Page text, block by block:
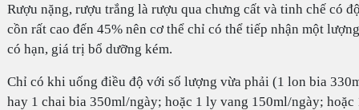
Rượu nặng, rượu trắng là rượu qua chưng cất và tinh chế có
cồn rất cao đến 45% nên cơ thể chỉ có thể tiếp nhận một lượng
có hạn, giá trị bổ dưỡng kém.
Chỉ có khi uống điều độ với số lượng vừa phải (1 lon bia
hay 1 chai bia 350ml/ngày; hoặc 1 ly vang 150ml/ngày; hoặc